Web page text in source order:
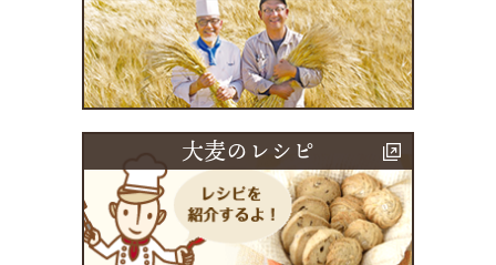
大麦のレシピ